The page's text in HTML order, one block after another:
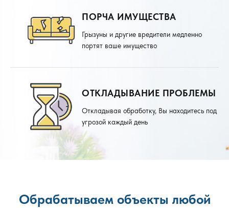
ПОРЧА ИМУЩЕСТВА
Грызуны и другие вредители медленно
портят ваше имущество
ОТКЛАДЫВАНИЕ ПРОБЛЕМЫ
Откладывая обработку, Вы находитесь под
угрозой каждый день
Обрабатываем объекты любой